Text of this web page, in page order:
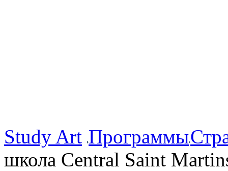
Study Art Программы
школа Central Saint